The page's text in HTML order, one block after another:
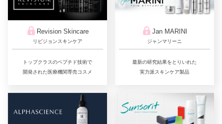
Revision Skincare
リビジョンスキンケア
トップクラスのペプチド技術で
開発された医療機関専売コスメ
Jan MARINI
ジャンマリーニ
最新の研究結果をとりいれた
実力派スキンケア製品